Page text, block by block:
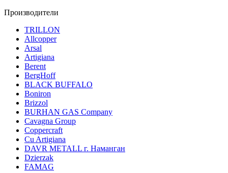
Производители
TRILLON
Allcopper
Arsal
Artigiana
Berent
BergHoff
BLACK BUFFALO
Boniron
Brizzol
BURHAN GAS Company
Cavagna Group
Coppercraft
Cu Artigiana
DAVR METALL г. Наманган
Dzierzak
FAMAG